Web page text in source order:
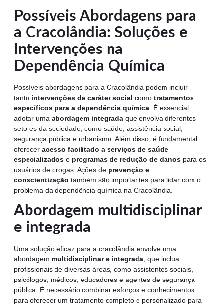
Possíveis Abordagens para
a Cracolândia: Soluções e
Intervenções na
Dependência Química
Possíveis abordagens para a Cracolândia podem incluir
tanto intervenções de caráter social como tratamentos
específicos para a dependência química . É essencial
adotar uma abordagem integrada que envolva diferentes
setores da sociedade, como saúde, assistência social,
segurança pública e urbanismo. Além disso, é fundamental
oferecer acesso facilitado a serviços de saúde
especializados e programas de redução de danos para os
usuários de drogas. Ações de prevenção e
conscientização também são importantes para lidar com o
problema da dependência química na Cracolândia.
Abordagem multidisciplinar
e integrada
Uma solução eficaz para a cracolândia envolve uma
abordagem multidisciplinar e integrada, que inclua
profissionais de diversas áreas, como assistentes sociais,
psicólogos, médicos, educadores e agentes de segurança
pública. É necessário combinar esforços e conhecimentos
para oferecer um tratamento completo e personalizado para